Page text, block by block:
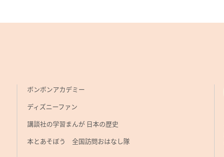
ボンボンアカデミー
ディズニーファン
講談社の学習まんが 日本の歴史
本とあそぼう 全国訪問おはなし隊